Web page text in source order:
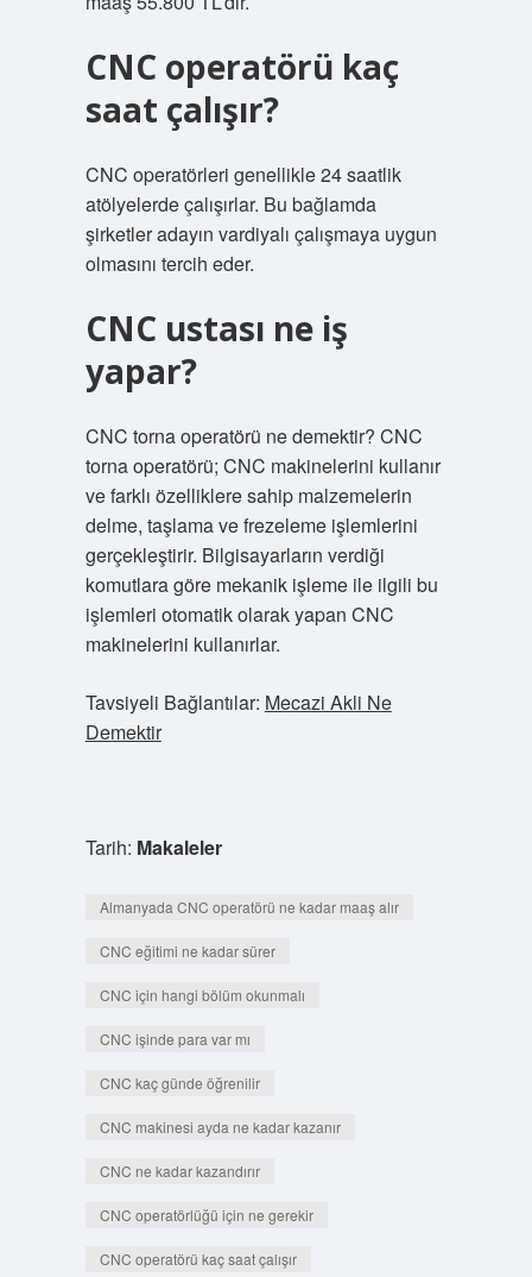
CNC operatörü kaç
saat çalışır?
CNC operatörleri genellikle 24 saatlik
atölyelerde çalışırlar. Bu bağlamda
şirketler adayın vardiyalı çalışmaya uygun
olmasını tercih eder.
CNC ustası ne iş
yapar?
CNC torna operatörü ne demektir? CNC
torna operatörü; CNC makinelerini kullanır
ve farklı özelliklere sahip malzemelerin
delme, taşlama ve frezeleme işlemlerini
gerçekleştirir. Bilgisayarların verdiği
komutlara göre mekanik işleme ile ilgili bu
işlemleri otomatik olarak yapan CNC
makinelerini kullanırlar.
Tavsiyeli Bağlantılar: Mecazi Akli Ne
Demektir
Tarih: Makaleler
Almanyada CNC operatörü ne kadar maaş alır
CNC eğitimi ne kadar sürer
CNC için hangi bölüm okunmalı
CNC işinde para var mı
CNC kaç günde öğrenilir
CNC makinesi ayda ne kadar kazanır
CNC ne kadar kazandırır
CNC operatörlüğü için ne gerekir
CNC operatörü kaç saat çalışır